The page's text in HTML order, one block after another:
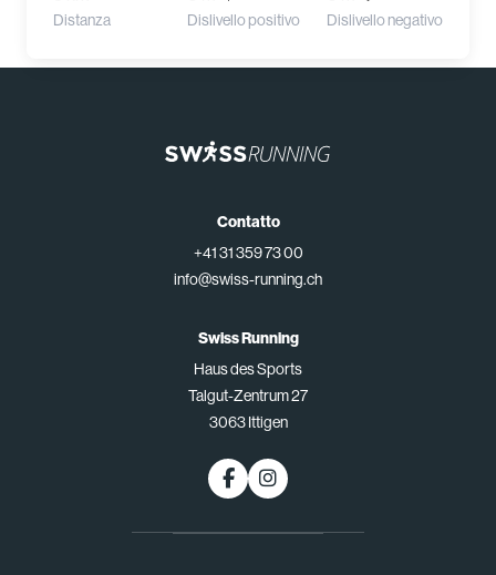
Distanza Dislivello positivo Dislivello negativo
Contatto
+41 31 359 73 00
info@swiss-running.ch
Swiss Running
Haus des Sports
Talgut-Zentrum 27
3063 Ittigen